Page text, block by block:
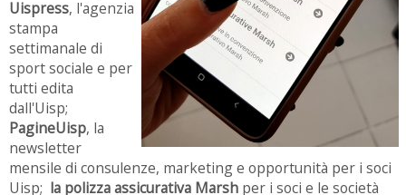
Uispress, l'agenzia
stampa
settimanale di
sport sociale e per
tutti edita
dall'Uisp;
PagineUisp, la
newsletter
mensile di consulenze, marketing e opportunità per i soci
Uisp; la polizza assicurativa Marsh per i soci e le società